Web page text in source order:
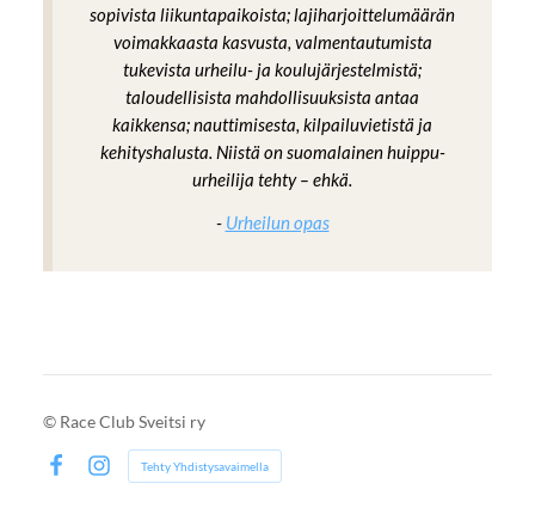
sopivista liikuntapaikoista; lajiharjoittelumäärän
voimakkaasta kasvusta, valmentautumista
tukevista urheilu- ja koulujärjestelmistä;
taloudellisista mahdollisuuksista antaa
kaikkensa; nauttimisesta, kilpailuvietistä ja
kehityshalusta. Niistä on suomalainen huippu-
urheilija tehty – ehkä.
- Urheilun opas
© Race Club Sveitsi ry
Instagram
Tehty Yhdistysavaimella